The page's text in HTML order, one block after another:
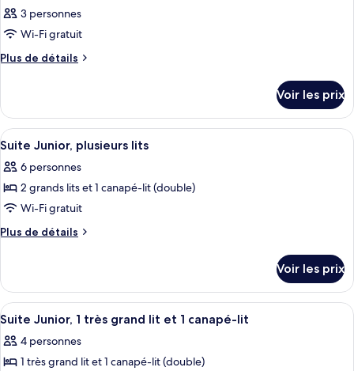
3 personnes
Wi-Fi gratuit
Plus de détails
Plus
le
type
de
Chambre
Voir les prix
Afficher
toutes
les
photos
pour
ce
chambre :
Suite
Junior,
plusieurs
lits
Une chambre d’hôtel équipée d’un
4
Suite Junior, plusieurs lits
6 personnes
2 grands lits et 1 canapé-lit (double)
Wi-Fi gratuit
Plus de détails
Plus
le
type
de
Suite
Junior,
Voir les prix
Afficher
toutes
les
photos
Une chambre d’hôtel avec un lit,
5
Suite Junior, 1 très grand lit et 1 canapé-lit
4 personnes
1 très grand lit et 1 canapé-lit (double)